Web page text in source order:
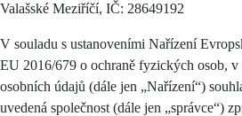
Valašské Meziříčí, IČ: 28649192
V souladu s ustanoveními Nařízení
EU 2016/679 o ochraně fyzických osob, v
osobních údajů (dále jen „Nařízení“)
uvedená společnost (dále jen „správce“)